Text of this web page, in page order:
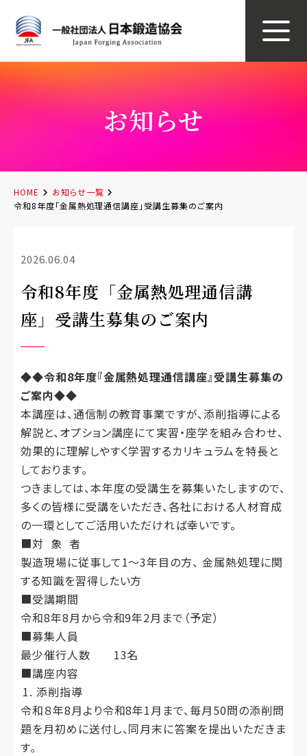
お知らせ
HOME
お知らせ一覧
令和8年度「金属熱処理通信講座」受講生募集のご案内
2026.06.04
令和8年度「金属熱処理通信講
座」受講生募集のご案内
◆◆令和8年度『金属熱処理通信講座』受講生募集の
ご案内◆◆
本講座は、通信制の教育事業ですが、添削指導による
解説と、オプション講座にて実習・座学を組み合わせ、
効果的に理解しやすく学習するカリキュラムを特長と
しております。
つきましては、本年度の受講生を募集いたしますので、
多くの皆様に受講をいただき、各社における人材育成
の一環としてご活用いただければ幸いです。
■対 象 者
製造現場に従事して1～3年目の方、 金属熱処理に関
する知識を習得したい方
■受講期間
令和8年8月から令和9年2月まで（予定）
■募集人員
最少催行人数 13名
■講座内容
添削指導
令和８年8月より令和8年1月まで、毎月50問の添削問
題を月初めに送付し、同月末に答案を提出いただきま
す。